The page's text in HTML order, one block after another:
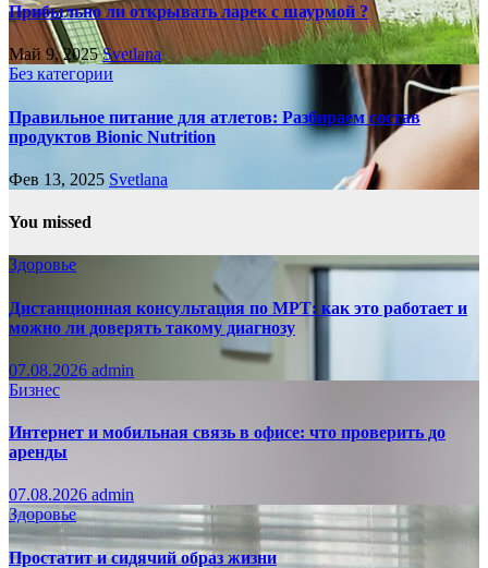
Прибыльно ли открывать ларек с шаурмой ?
Май 9, 2025Svetlana
Без категории
Правильное питание для атлетов: Разбираем состав
продуктов Bionic Nutrition
Фев 13, 2025 Svetlana
You missed
Здоровье
Дистанционная консультация по МРТ: как это работает и
можно ли доверять такому диагнозу
07.08.2026 admin
Бизнес
Интернет и мобильная связь в офисе: что проверить до
аренды
07.08.2026 admin
Здоровье
Простатит и сидячий образ жизни